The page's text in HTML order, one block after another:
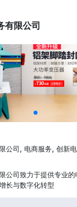
有限公司
公司, 电商服务, 创新
公司致力于提供专业
长与数字化转型